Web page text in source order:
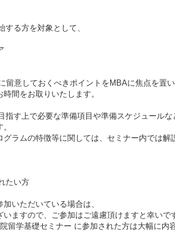
る方を対象として、
留意しておくべきポイントをMBAに焦点を置い
間をお取りいたします。
す上で必要な準備項目や準備スケジュール
ラムの特徴等に関しては、セミナー内では解
たい方
いただいている場合は、
ますので、ご参加はご遠慮頂けますと幸いで
留学基礎セミナー に参加された方は大幅に内